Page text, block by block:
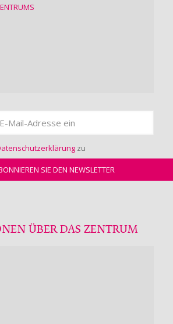
zu
ÜBER DAS ZENTRUM